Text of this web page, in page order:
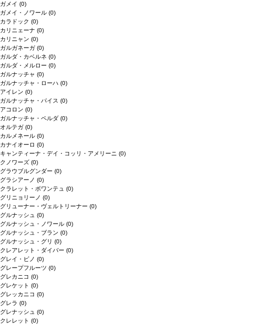
ガメイ (0)
ガメイ・ノワール (0)
カラドック (0)
カリニェーナ (0)
カリニャン (0)
ガルガネーガ (0)
ガルダ・カベルネ (0)
ガルダ・メルロー (0)
ガルナッチャ (0)
ガルナッチャ・ローハ (0)
アイレン (0)
ガルナッチャ・パイス (0)
アコロン (0)
ガルナッチャ・ペルダ (0)
オルテガ (0)
カルメネール (0)
カナイオーロ (0)
キャンティーナ・デイ・コッリ・アメリーニ (0)
クノワーズ (0)
グラウブルグンダー (0)
グラシアーノ (0)
クラレット・ボワンテュ (0)
グリニョリーノ (0)
グリューナー・ヴェルトリーナー (0)
グルナッシュ (0)
グルナッシュ・ノワール (0)
グルナッシュ・ブラン (0)
グルナッシュ・グリ (0)
クレアレット・ダイバー (0)
グレイ・ピノ (0)
グレープフルーツ (0)
グレカニコ (0)
グレケット (0)
グレッカニコ (0)
グレラ (0)
グレナッシュ (0)
クレレット (0)